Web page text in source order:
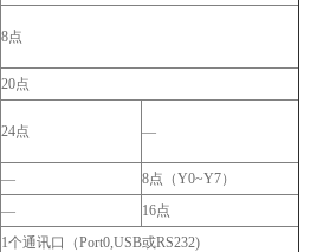
8点
20点
24点 —
—
8点（Y0~Y7）
— 16点
1个通讯口（Port0,USB或RS232)